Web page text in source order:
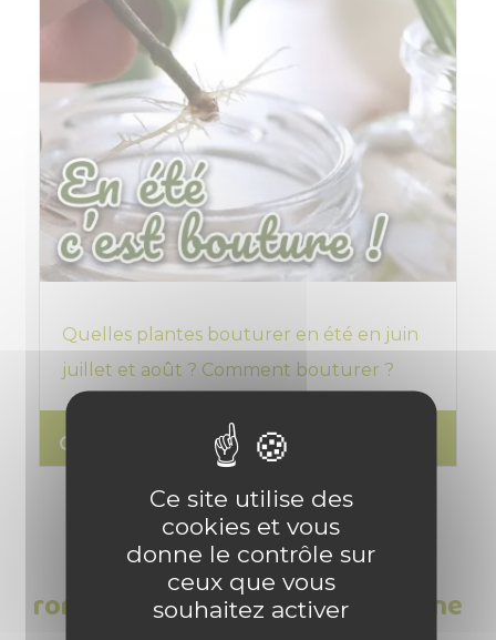
Quelles plantes bouturer en été en juin
juillet et août ? Comment bouturer ?
search
Les Avis clients sur Soucoupe
ronde pot de fleurs taille moyenne
Ce site utilise des
cookies et vous
donne le contrôle sur
ceux que vous
souhaitez activer